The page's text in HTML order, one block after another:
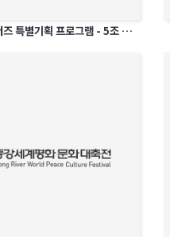
메타버스 서포터즈 특별기획 프로그램 - 5조 모여라 베타버스로 5조랑 MT가자!